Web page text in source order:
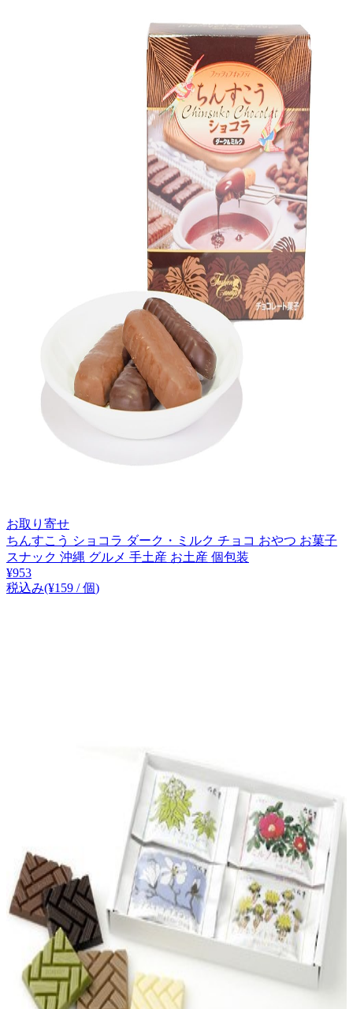
お取り寄せ
ちんすこう ショコラ ダーク・ミルク チョコ おやつ お菓子
スナック 沖縄 グルメ 手土産 お土産 個包装
¥953
税込み(¥159 / 個)